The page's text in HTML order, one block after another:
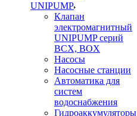
UNIPUMP
Клапан
электромагнитный
UNIPUMP серий
BCX, BOX
Насосы
Насосные станции
Автоматика для
систем
водоснабжения
Гидроаккумуляторы